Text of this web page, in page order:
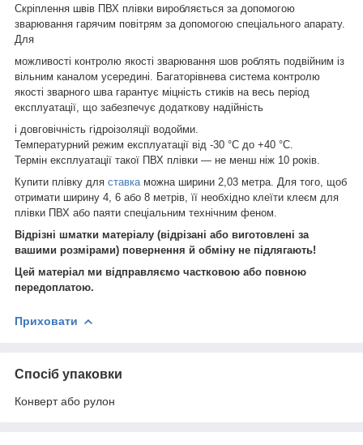
Скріплення швів ПВХ плівки виробляється за допомогою
зварювання гарячим повітрям за допомогою спеціального апарату.
Для
можливості контролю якості зварювання шов роблять подвійним із
вільним каналом усередині. Багаторівнева система контролю
якості зварного шва гарантує міцність стиків на весь період
експлуатації, що забезпечує додаткову надійність
і довговічність гідроізоляції водойми.
Температурний режим експлуатації від -30 °C до +40 °C.
Термін експлуатації такої ПВХ плівки — не менш ніж 10 років.
Купити плівку для ставка можна ширини 2,03 метра. Для того, щоб
отримати ширину 4, 6 або 8 метрів, її необхідно клеїти клеєм для
плівки ПВХ або паяти спеціальним технічним феном.
Відрізні шматки матеріалу (відрізані або виготовлені за
вашими розмірами) повернення й обміну не підлягають!
Цей матеріал ми відправляємо частковою або повною
передоплатою.
Приховати
Спосіб упаковки
Конверт або рулон